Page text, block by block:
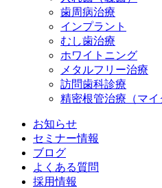
歯周病治療
インプラント
むし歯治療
ホワイトニング
メタルフリー治療
訪問歯科診療
精密根管治療（マイ
お知らせ
セミナー情報
ブログ
よくある質問
採用情報